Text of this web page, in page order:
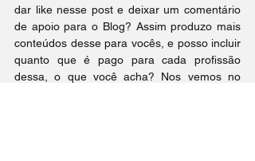
dar like nesse post e deixar um comentário
de apoio para o Blog? Assim produzo mais
conteúdos desse para vocês, e posso incluir
quanto que é pago para cada profissão
dessa, o que você acha? Nos vemos no